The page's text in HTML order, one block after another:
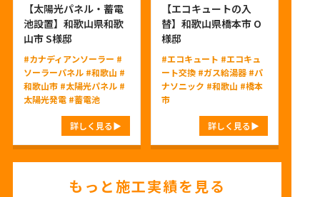
【太陽光パネル・蓄電
池設置】和歌山県和歌
山市 S様邸
#カナディアンソーラー #
ソーラーパネル #和歌山 #
和歌山市 #太陽光パネル #
太陽光発電 #蓄電池
詳しく見る
【エコキュートの入
替】和歌山県橋本市 O
様邸
#エコキュート #エコキュ
ート交換 #ガス給湯器 #パ
ナソニック #和歌山 #橋本
市
詳しく見る
もっと施工実績を見る